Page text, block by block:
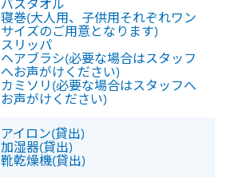
バスタオル
寝巻(大人用、子供用それぞれワン
サイズのご用意となります)
スリッパ
ヘアブラシ(必要な場合はスタッフ
へお声がけください)
カミソリ(必要な場合はスタッフへ
お声がけください)
アイロン(貸出)
加湿器(貸出)
靴乾燥機(貸出)